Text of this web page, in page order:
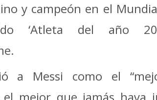
y campeón en el
‘Atleta del año
a Messi como el